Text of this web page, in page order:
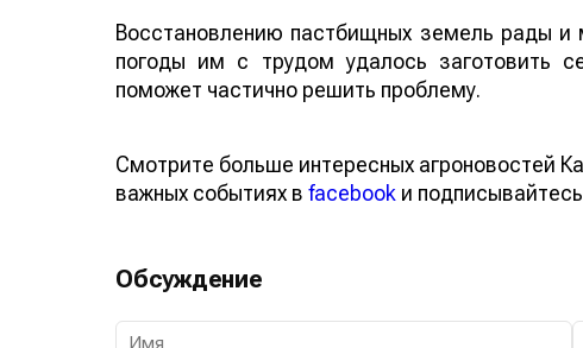
Восстановлению пастбищных земель рады
погоды им с трудом удалось заготовить
поможет частично решить проблему.
Смотрите больше интересных агроновостей
важных событиях в facebook и
Обсуждение